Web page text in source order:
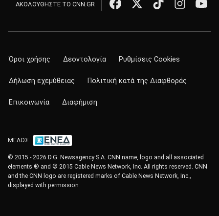
ΑΚΟΛΟΥΘΗΣΤΕ ΤΟ CNN.GR
Όροι χρήσης Δεοντολογία Ρυθμίσεις Cookies
Δήλωση εχεμύθειας Πολιτική κατά της Διαφθοράς
Επικοινωνία Διαφήμιση
ΜΕΛΟΣ
© 2015 - 2026 D.G. Newsagency S.A. CNN name, logo and all associated
elements ® and © 2015 Cable News Network, Inc. All rights reserved. CNN
and the CNN logo are registered marks of Cable News Network, Inc.,
displayed with permission